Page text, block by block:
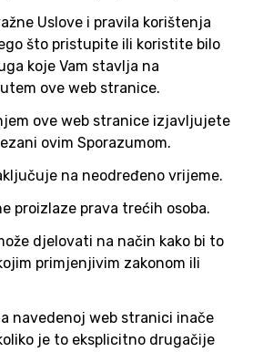
Uslove i pravila korištenja
što pristupite ili koristite bilo
koje Vam stavlja na
ove web stranice.
ove web stranice izjavljujete
ovim Sporazumom.
na neodređeno vrijeme.
proizlaze prava trećih osoba.
djelovati na način kako bi to
primjenjivim zakonom ili
navedenoj web stranici inače
je to eksplicitno drugačije